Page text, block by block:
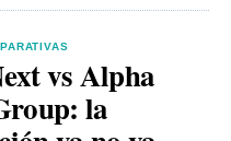
vs Alpha
la